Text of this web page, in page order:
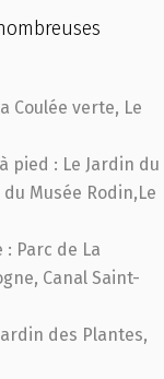
Coulée verte, Le
pied : Le Jardin du
Musée Rodin,Le
Parc de La
Canal Saint-
des Plantes,